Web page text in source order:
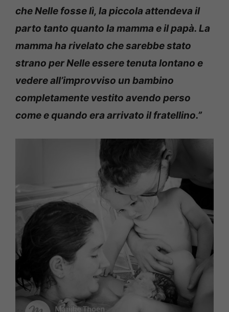
che Nelle fosse lì, la piccola attendeva il
parto tanto quanto la mamma e il papà. La
mamma ha rivelato che sarebbe stato
strano per Nelle essere tenuta lontano e
vedere all’improvviso un bambino
completamente vestito avendo perso
come e quando era arrivato il fratellino.”